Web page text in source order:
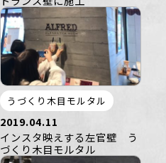
うづくり木目モルタル
2019.04.11
インスタ映えする左官壁 う
づくり木目モルタル